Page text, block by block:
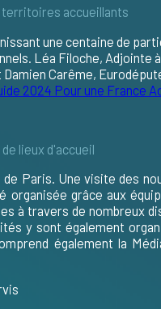
territoires accueillants
une centaine de
Léa Filoche, Adjointe
Carême,
2024 Pour une France
lieux d'accueil
de Paris. Une visite des
grâce aux
à travers de nombreux
y sont également
également la